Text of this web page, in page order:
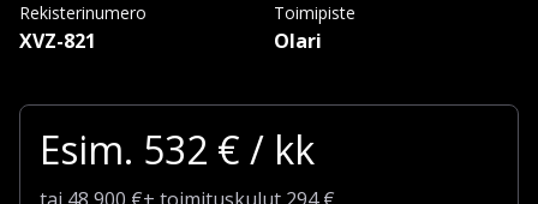
Rekisterinumero
XVZ-821
Toimipiste
Olari
Esim. 532 € / kk